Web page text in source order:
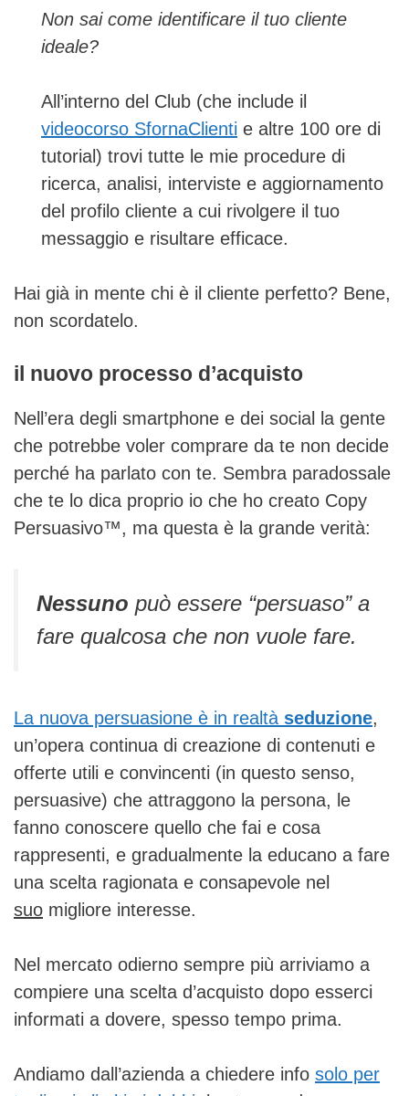
Non sai come identificare il tuo cliente
ideale?
All’interno del Club (che include il
videocorso SfornaClienti e altre 100 ore di
tutorial) trovi tutte le mie procedure di
ricerca, analisi, interviste e aggiornamento
del profilo cliente a cui rivolgere il tuo
messaggio e risultare efficace.
Hai già in mente chi è il cliente perfetto? Bene,
non scordatelo.
il nuovo processo d’acquisto
Nell’era degli smartphone e dei social la gente
che potrebbe voler comprare da te non decide
perché ha parlato con te. Sembra paradossale
che te lo dica proprio io che ho creato Copy
Persuasivo™, ma questa è la grande verità:
Nessuno può essere “persuaso” a
fare qualcosa che non vuole fare.
La nuova persuasione è in realtà seduzione,
un’opera continua di creazione di contenuti e
offerte utili e convincenti (in questo senso,
persuasive) che attraggono la persona, le
fanno conoscere quello che fai e cosa
rappresenti, e gradualmente la educano a fare
una scelta ragionata e consapevole nel
suo migliore interesse.
Nel mercato odierno sempre più arriviamo a
compiere una scelta d’acquisto dopo esserci
informati a dovere, spesso tempo prima.
Andiamo dall’azienda a chiedere info solo per